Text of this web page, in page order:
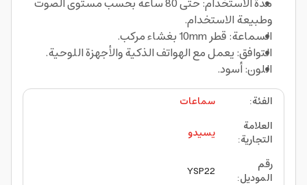
وطبيعة الاستخدام.
السماعة: قطر 10mm بغشاء مركب.
التوافق: يعمل مع الهواتف الذكية والأجهزة اللوحية.
اللون: أسود.
الفئة:
سماعات
العلامة
التجارية:
يسيدو
رقم
الموديل:
YSP22